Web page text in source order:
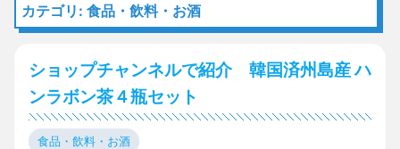
カテゴリ: 食品・飲料・お酒
ショップチャンネルで紹介 韓国済州島産 ハ
ンラボン茶４瓶セット
食品・飲料・お酒